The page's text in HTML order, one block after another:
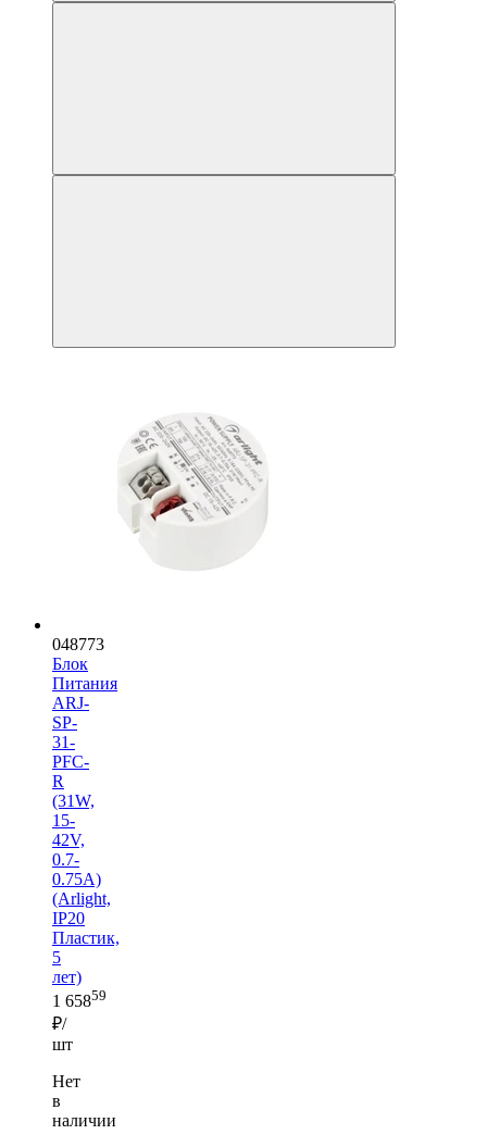
048773
Блок
Питания
ARJ-
SP-
31-
PFC-
R
(31W,
15-
42V,
0.7-
0.75A)
(Arlight,
IP20
Пластик,
5
лет)
1 65859
₽/
шт
Нет
в
наличии